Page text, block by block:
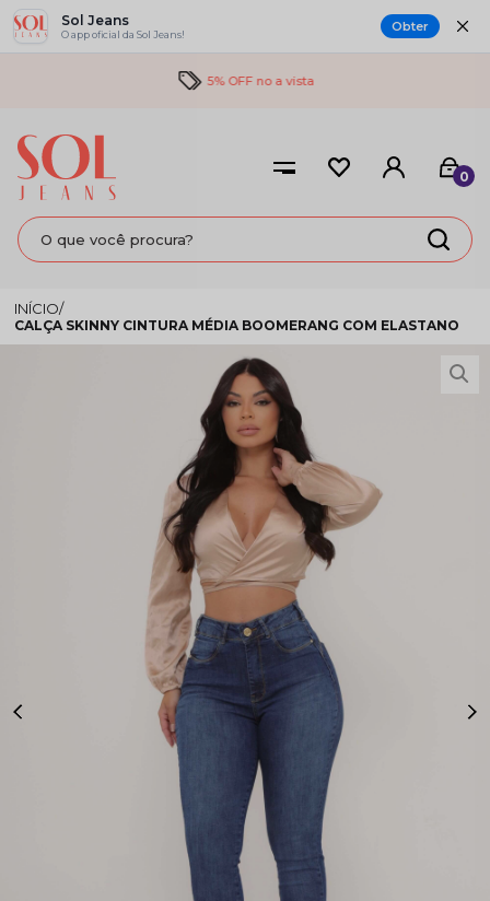
Sol Jeans
O app oficial da Sol Jeans! Obter
5% OFF no a vista
0
CALÇA SKINNY CINTURA MÉDIA BOOMERANG COM ELASTANO